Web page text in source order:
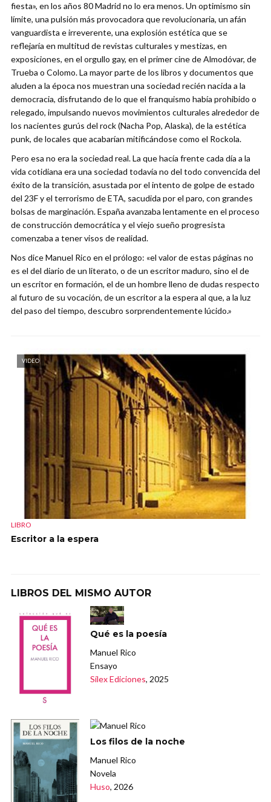
fiesta», en los años 80 Madrid no lo era menos. Un optimismo sin
límite, una pulsión más provocadora que revolucionaria, un afán
vanguardista e irreverente, una explosión estética que se
reflejaría en multitud de revistas culturales y mestizas, en
exposiciones, en el orgullo gay, en el primer cine de Almodóvar, de
Trueba o Colomo. La mayor parte de los libros y documentos que
aluden a la época nos muestran una sociedad recién nacida a la
democracia, disfrutando de lo que el franquismo había prohibido o
relegado, impulsando nuevos movimientos culturales alrededor de
los nacientes gurús del rock (Nacha Pop, Alaska), de la estética
punk, de locales que acabarían mitificándose como el Rockola.
Pero esa no era la sociedad real. La que hacía frente cada día a la
vida cotidiana era una sociedad todavía no del todo convencida del
éxito de la transición, asustada por el intento de golpe de estado
del 23F y el terrorismo de ETA, sacudida por el paro, con grandes
bolsas de marginación. España avanzaba lentamente en el proceso
de construcción democrática y el viejo sueño progresista
comenzaba a tener visos de realidad.
Nos dice Manuel Rico en el prólogo: «el valor de estas páginas no
es el del diario de un literato, o de un escritor maduro, sino el de
un escritor en formación, el de un hombre lleno de dudas respecto
al futuro de su vocación, de un escritor a la espera al que, a la luz
del paso del tiempo, descubro sorprendentemente lúcido.»
VIDEO
LIBRO
Escritor a la espera
LIBROS DEL MISMO AUTOR
Qué es la poesía
Manuel Rico
Ensayo
Sílex Ediciones, 2025
Los filos de la noche
Manuel Rico
Novela
Huso, 2026